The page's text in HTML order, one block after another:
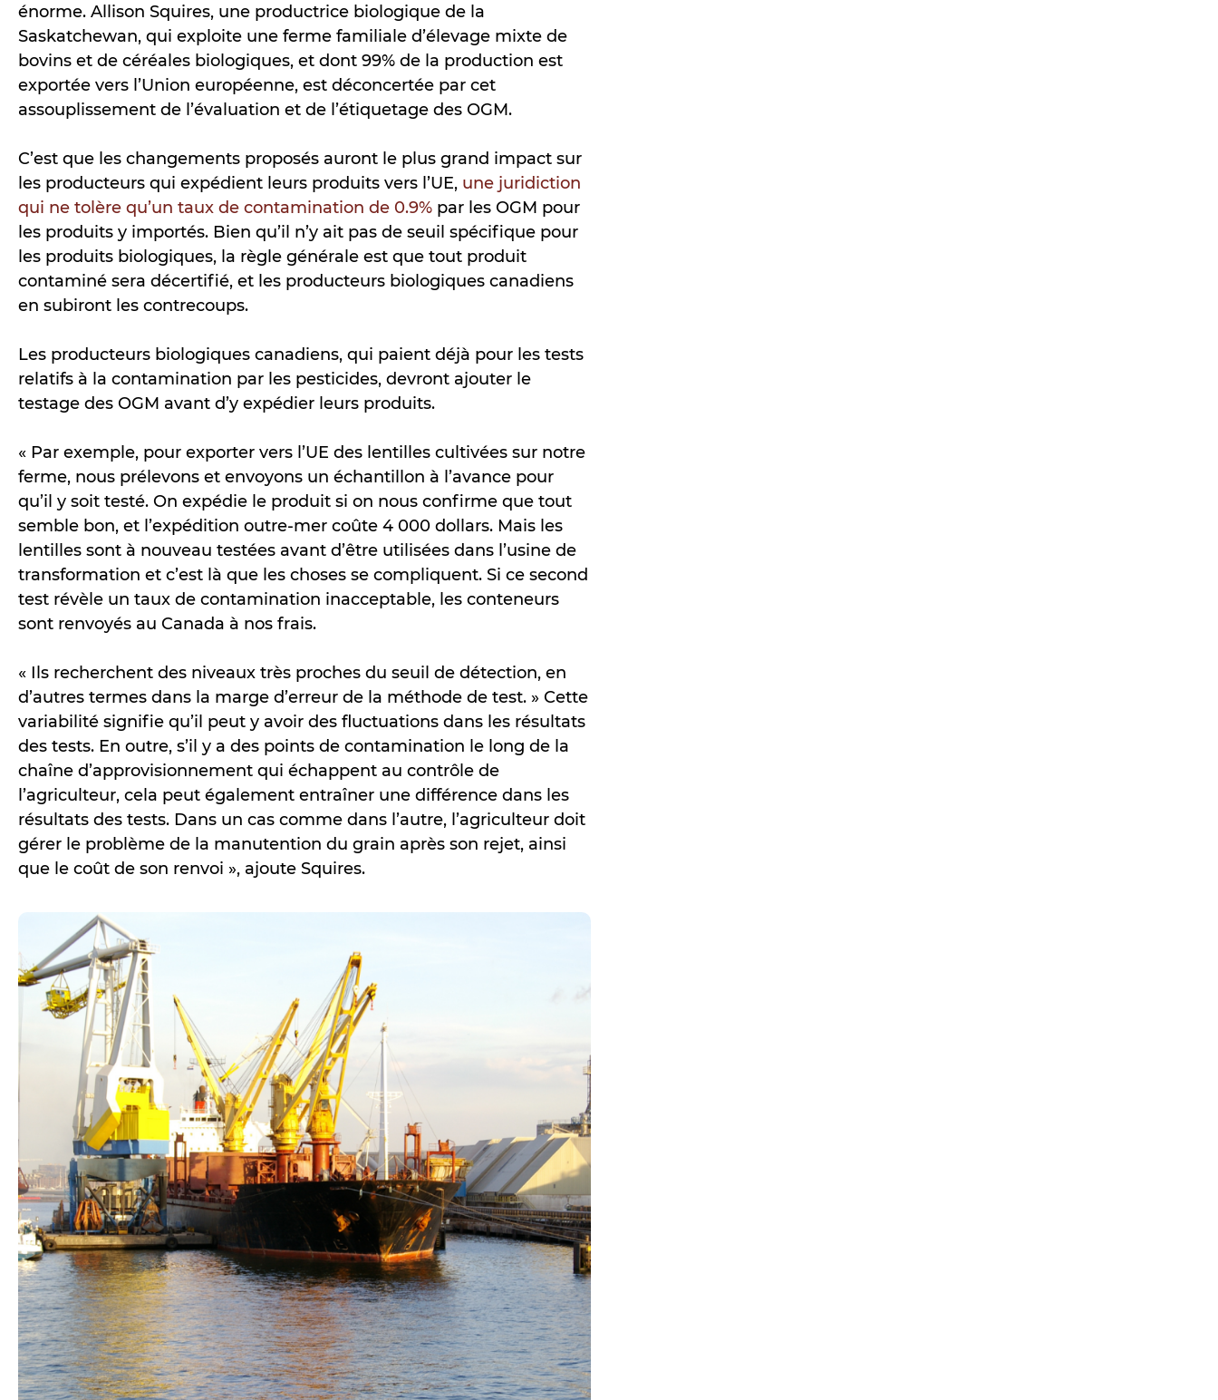
énorme. Allison Squires, une productrice biologique de la
Saskatchewan, qui exploite une ferme familiale d’élevage mixte de
bovins et de céréales biologiques, et dont 99% de la production est
exportée vers l’Union européenne, est déconcertée par cet
assouplissement de l’évaluation et de l’étiquetage des OGM.
C’est que les changements proposés auront le plus grand impact sur
les producteurs qui expédient leurs produits vers l’UE, une juridiction
qui ne tolère qu’un taux de contamination de 0.9% par les OGM pour
les produits y importés. Bien qu’il n’y ait pas de seuil spécifique pour
les produits biologiques, la règle générale est que tout produit
contaminé sera décertifié, et les producteurs biologiques canadiens
en subiront les contrecoups.
Les producteurs biologiques canadiens, qui paient déjà pour les tests
relatifs à la contamination par les pesticides, devront ajouter le
testage des OGM avant d’y expédier leurs produits.
« Par exemple, pour exporter vers l’UE des lentilles cultivées sur notre
ferme, nous prélevons et envoyons un échantillon à l’avance pour
qu’il y soit testé. On expédie le produit si on nous confirme que tout
semble bon, et l’expédition outre-mer coûte 4 000 dollars. Mais les
lentilles sont à nouveau testées avant d’être utilisées dans l’usine de
transformation et c’est là que les choses se compliquent. Si ce second
test révèle un taux de contamination inacceptable, les conteneurs
sont renvoyés au Canada à nos frais.
« Ils recherchent des niveaux très proches du seuil de détection, en
d’autres termes dans la marge d’erreur de la méthode de test. » Cette
variabilité signifie qu’il peut y avoir des fluctuations dans les résultats
des tests. En outre, s’il y a des points de contamination le long de la
chaîne d’approvisionnement qui échappent au contrôle de
l’agriculteur, cela peut également entraîner une différence dans les
résultats des tests. Dans un cas comme dans l’autre, l’agriculteur doit
gérer le problème de la manutention du grain après son rejet, ainsi
que le coût de son renvoi », ajoute Squires.